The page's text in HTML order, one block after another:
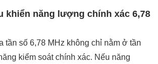
khiển năng lượng chính xác 6,78
tần số 6,78 MHz không chỉ nằm ở tần
kiểm soát chính xác. Nếu năng